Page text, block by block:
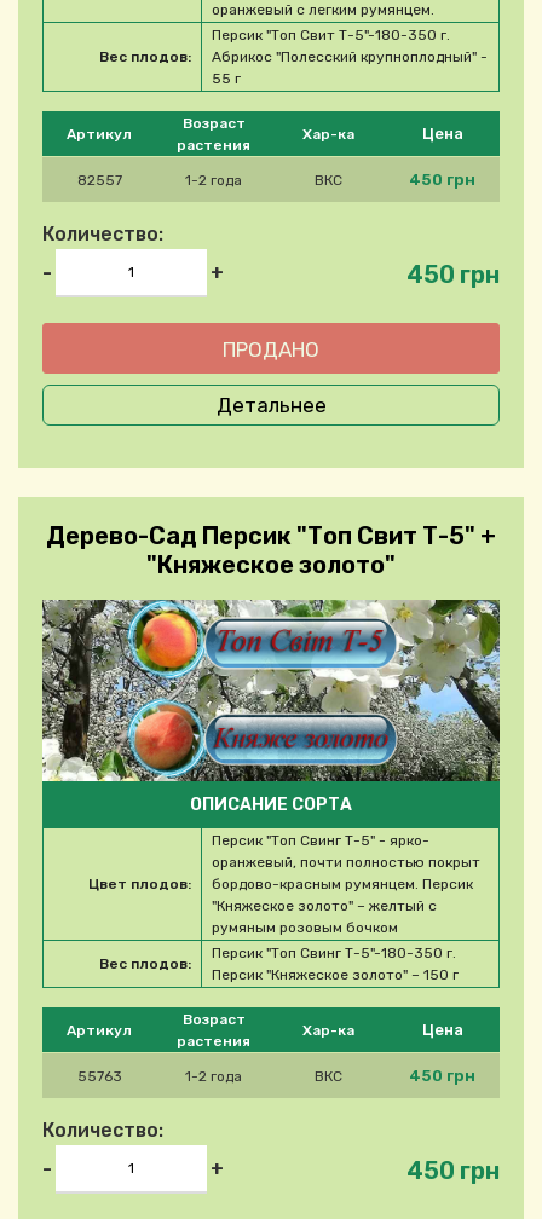
Please select product
Артикул
Возраст
растения
Хар-ка Цена
82557 1-2 года ВКС 450 грн
Количество:
-
+ 450 грн
оранжевый с легким румянцем.
Вес плодов:
Персик "Топ Свит Т-5"-180-350 г.
Абрикос "Полесский крупноплодный" -
55 г
Детальнее
Дерево-Сад Персик "Топ Свит Т-5" +
"Княжеское золото"
Please select product
Артикул
Возраст
растения
Хар-ка Цена
55763 1-2 года ВКС 450 грн
Количество:
-
+ 450 грн
ОПИСАНИЕ СОРТА
Цвет плодов:
Персик "Топ Свинг Т-5" - ярко-
оранжевый, почти полностью покрыт
бордово-красным румянцем. Персик
"Княжеское золото" – желтый с
румяным розовым бочком
Вес плодов:
Персик "Топ Свинг Т-5"-180-350 г.
Персик "Княжеское золото" – 150 г